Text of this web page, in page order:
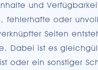
und
fehlerhafte oder
Seiten
Dabei ist es
oder ein sonstiger